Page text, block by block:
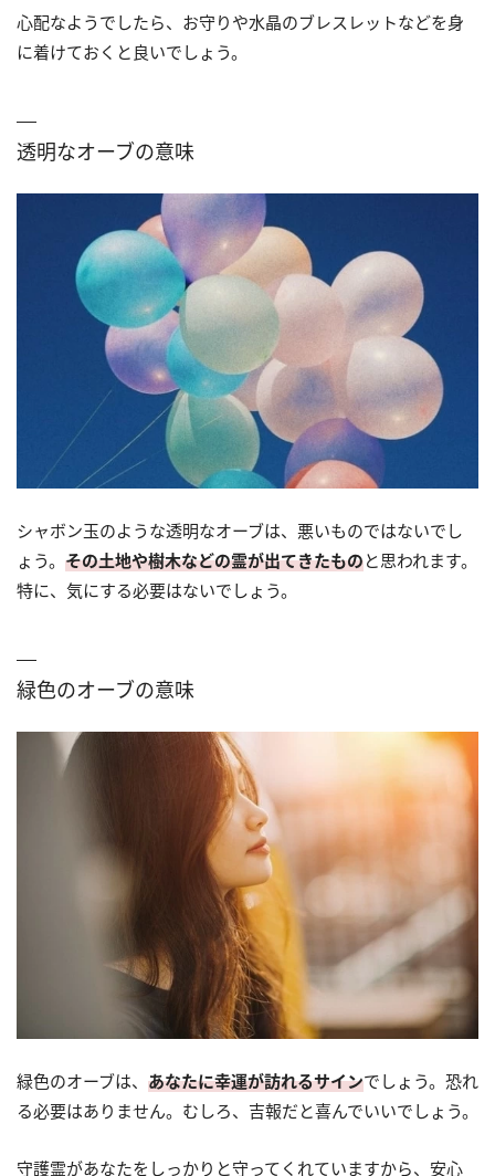
心配なようでしたら、お守りや水晶のブレスレットなどを身
に着けておくと良いでしょう。
透明なオーブの意味
シャボン玉のような透明なオーブは、悪いものではないでし
ょう。 その土地や樹木などの霊が出てきたものと思われます。
特に、気にする必要はないでしょう。
緑色のオーブの意味
緑色のオーブは、 あなたに幸運が訪れるサインでしょう。恐れ
る必要はありません。むしろ、吉報だと喜んでいいでしょう。
守護霊があなたをしっかりと守ってくれていますから、安心